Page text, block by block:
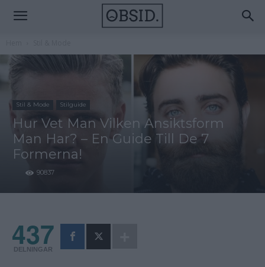
Stil & Mode Stilguide
Hur Vet Man Vilken Ansiktsform
Man Har? – En Guide Till De 7
Formerna!
90837
437
DELNINGAR